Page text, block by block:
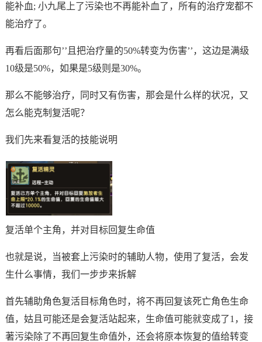
能补血; 小九尾上了污染也不再能补血了，所有的治疗宠都不
能治疗了。
再看后面那句’’且把治疗量的50%转变为伤害’’，这边是满级
10级是50%，如果是5级则是30%。
那么不能够治疗，同时又有伤害，那会是什么样的状况，又
怎么能克制复活呢？
我们先来看复活的技能说明
复活单个主角，并对目标回复生命值
也就是说，当被套上污染时的辅助人物，使用了复活，会发
生什么事情，我们一步步来拆解
首先辅助角色复活目标角色时，将不再回复该死亡角色生命
值，姑且可能还是会复活站起来，生命值可能就变成了1，接
著污染除了不再回复生命值外，还会将原本恢复的值给转变